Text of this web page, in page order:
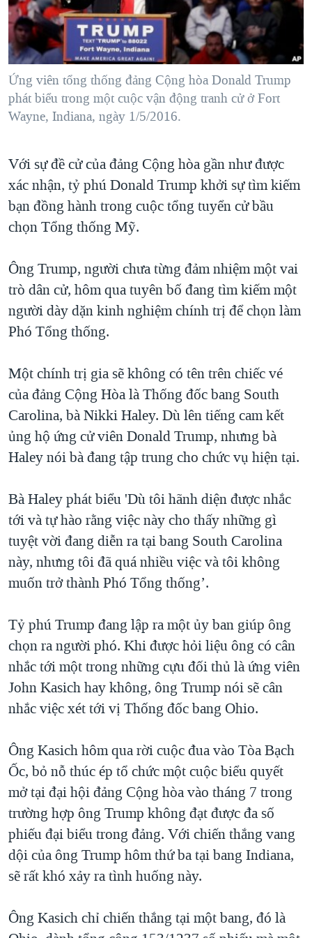
"Tìm"NGƯỜI VIỆT HẢI NGOẠI
ĐỜI SỐNG
KINH TẾ
KHOA HỌC
SỨC KHOẺ
THỂ THAO
GIÁO DỤC
TẠI
HÀNH TRÌNH BẦU CỬ 2024
MỘT NĂM CHIẾN TRANH TẠI DẢI GAZA
GIẢI MÃ VÀNH ĐAI & CON ĐƯỜNG
NGÀY TỊ NẠN THẾ GIỚI
CHI PHÍ CHIẾN TRANH AFGHANISTAN
CÁC GIÁ TRỊ CỘNG HÒA Ở VIỆT NAM
THƯỢNG ĐỈNH TRUMP-KIM TẠI VIỆT NAM
NGƯ DÂN VIỆT VÀ LÀN SÓNG TRỘM HẢI SÂM
BÊN KIA QUỐC LỘ: TIẾNG VỌNG TỪ NÔNG THÔN MỸ
QUAN HỆ VIỆT MỸ
VIDEO
NGHE
MẠNG XÃ HỘI
Ứng viên tổng thống đảng Cộng hòa Donald Trump
phát biểu trong một cuộc vận động tranh cử ở Fort
Wayne, Indiana, ngày 1/5/2016.
Với sự đề cử của đảng Cộng hòa gần như được
xác nhận, tỷ phú Donald Trump khởi sự tìm kiếm
bạn đồng hành trong cuộc tổng tuyển cử bầu
chọn Tổng thống Mỹ.
Ông Trump, người chưa từng đảm nhiệm một vai
trò dân cử, hôm qua tuyên bố đang tìm kiếm một
người dày dặn kinh nghiệm chính trị để chọn làm
Phó Tổng thống.
Một chính trị gia sẽ không có tên trên chiếc vé
của đảng Cộng Hòa là Thống đốc bang South
Carolina, bà Nikki Haley. Dù lên tiếng cam kết
ủng hộ ứng cử viên Donald Trump, nhưng bà
Haley nói bà đang tập trung cho chức vụ hiện tại.
Bà Haley phát biểu 'Dù tôi hãnh diện được nhắc
tới và tự hào rằng việc này cho thấy những gì
tuyệt vời đang diễn ra tại bang South Carolina
này, nhưng tôi đã quá nhiều việc và tôi không
muốn trở thành Phó Tổng thống’.
Tỷ phú Trump đang lập ra một ủy ban giúp ông
chọn ra người phó. Khi được hỏi liệu ông có cân
nhắc tới một trong những cựu đối thủ là ứng viên
John Kasich hay không, ông Trump nói sẽ cân
nhắc việc xét tới vị Thống đốc bang Ohio.
Ông Kasich hôm qua rời cuộc đua vào Tòa Bạch
Ốc, bỏ nỗ thúc ép tổ chức một cuộc biểu quyết
mở tại đại hội đảng Cộng hòa vào tháng 7 trong
trường hợp ông Trump không đạt được đa số
phiếu đại biểu trong đảng. Với chiến thắng vang
dội của ông Trump hôm thứ ba tại bang Indiana,
sẽ rất khó xảy ra tình huống này.
Ông Kasich chỉ chiến thắng tại một bang, đó là